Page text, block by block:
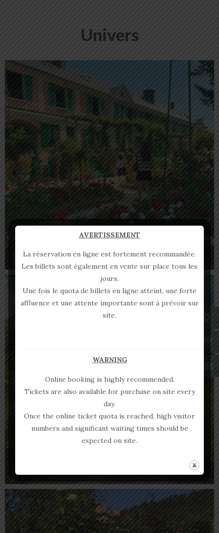
Univers
AVERTISSEMENT
La réservation en ligne est fortement recommandée.
Les billets sont également en vente sur place tous les
jours.
Une fois le quota de billets en ligne atteint, une forte
affluence et une attente importante sont à prévoir sur
site.
WARNING
Online booking is highly recommended.
Tickets are also available for purchase on site every
day.
Once the online ticket quota is reached, high visitor
numbers and significant waiting times should be
expected on site.